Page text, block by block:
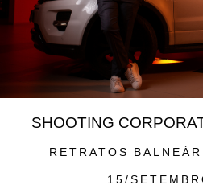
RETRATOS
15/
SHOOTING